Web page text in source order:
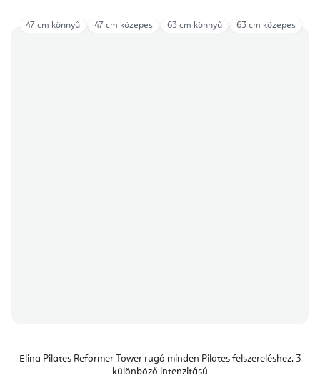
Elina Pilates Reformer Tower rugó minden Pilates felszereléshez, 3
különböző intenzitású
47 cm könnyű 47 cm közepes 63 cm könnyű 63 cm közepes